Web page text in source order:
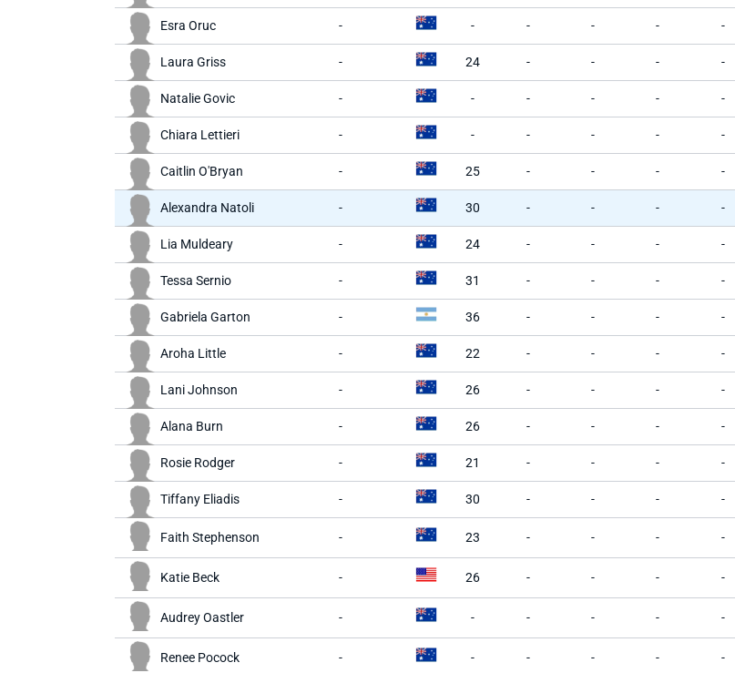
Esra Oruc - - - - - -
Laura Griss - 24 - - - -
Natalie Govic - - - - - -
Chiara Lettieri - - - - - -
Caitlin O'Bryan - 25 - - - -
Alexandra Natoli - 30 - - - -
Lia Muldeary - 24 - - - -
Tessa Sernio - 31 - - - -
Gabriela Garton - 36 - - - -
Aroha Little - 22 - - - -
Lani Johnson - 26 - - - -
Alana Burn - 26 - - - -
Rosie Rodger - 21 - - - -
Tiffany Eliadis - 30 - - - -
Faith Stephenson - 23 - - - -
Katie Beck - 26 - - - -
Audrey Oastler - - - - - -
Renee Pocock - - - - - -